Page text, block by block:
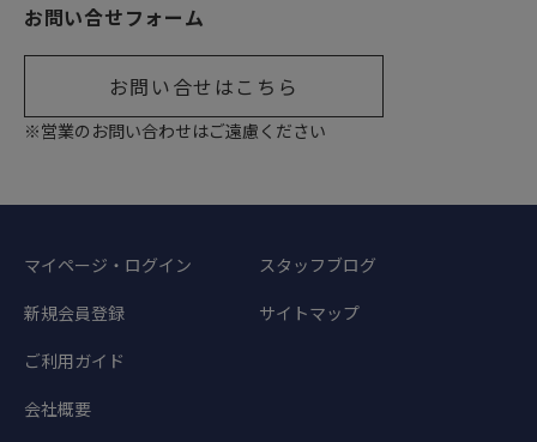
お問い合せフォーム
お問い合せはこちら
※営業のお問い合わせはご遠慮ください
マイページ・ログイン
新規会員登録
ご利用ガイド
会社概要
スタッフブログ
サイトマップ